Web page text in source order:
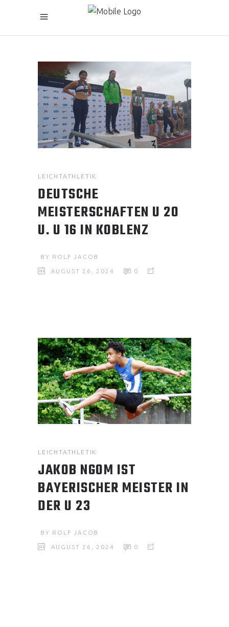
LEICHTATHLETIK
DEUTSCHE
MEISTERSCHAFTEN U 20
U. U 16 IN KOBLENZ
BY ROLF JACOB
AUGUST 26, 2024 0
LEICHTATHLETIK
JAKOB NGOM IST
BAYERISCHER MEISTER IN
DER U 23
BY ROLF JACOB
AUGUST 26, 2024 0